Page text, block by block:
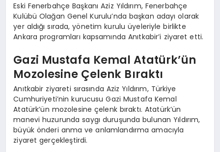
Eski Fenerbahçe Başkanı Aziz Yıldırım, Fenerbahçe
Kulübü Olağan Genel Kurulu’nda başkan adayı olarak
yer aldığı sırada, yönetim kurulu üyeleriyle birlikte
Ankara programları kapsamında Anıtkabir’i ziyaret etti.
Gazi Mustafa Kemal Atatürk’ün
Mozolesine Çelenk Bıraktı
Anıtkabir ziyareti sırasında Aziz Yıldırım, Türkiye
Cumhuriyeti’nin kurucusu Gazi Mustafa Kemal
Atatürk’ün mozolesine çelenk bıraktı. Atatürk’ün
manevi huzurunda saygı duruşunda bulunan Yıldırım,
büyük önderi anma ve anlamlandırma amacıyla
ziyaret gerçekleştirdi.